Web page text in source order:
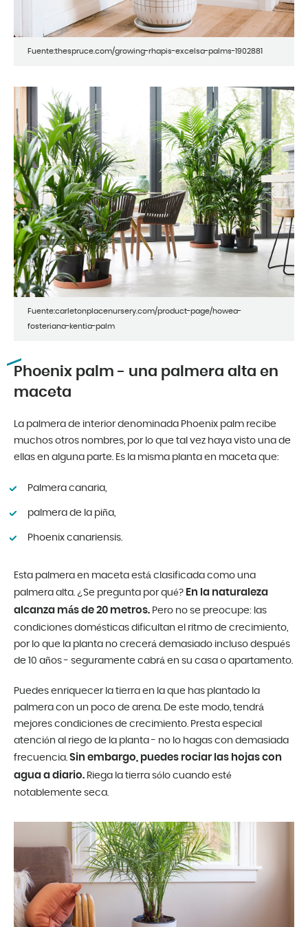
Fuente:thespruce.com/growing-rhapis-excelsa-palms-1902881
Fuente:carletonplacenursery.com/product-page/howea-
fosteriana-kentia-palm
Phoenix palm - una palmera alta en
maceta
La palmera de interior denominada Phoenix palm recibe
muchos otros nombres, por lo que tal vez haya visto una de
ellas en alguna parte. Es la misma planta en maceta que:
Palmera canaria,
palmera de la piña,
Phoenix canariensis.
Esta palmera en maceta está clasificada como una
palmera alta. ¿Se pregunta por qué? En la naturaleza
alcanza más de 20 metros. Pero no se preocupe: las
condiciones domésticas dificultan el ritmo de crecimiento,
por lo que la planta no crecerá demasiado incluso después
de 10 años - seguramente cabrá en su casa o apartamento.
Puedes enriquecer la tierra en la que has plantado la
palmera con un poco de arena. De este modo, tendrá
mejores condiciones de crecimiento. Presta especial
atención al riego de la planta - no lo hagas con demasiada
frecuencia. Sin embargo, puedes rociar las hojas con
agua a diario. Riega la tierra sólo cuando esté
notablemente seca.